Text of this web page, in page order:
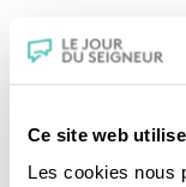
Ce site web
Les cookies nous
Crédits :